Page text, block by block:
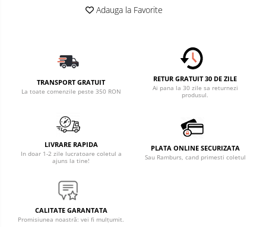
Adauga la Favorite
TRANSPORT GRATUIT
La toate comenzile peste 350 RON
RETUR GRATUIT 30 DE ZILE
Ai pana la 30 zile sa returnezi
produsul.
LIVRARE RAPIDA
In doar 1-2 zile lucratoare coletul a
ajuns la tine!
PLATA ONLINE SECURIZATA
Sau Ramburs, cand primesti coletul
CALITATE GARANTATA
Promisiunea noastră: vei fi mulțumit.